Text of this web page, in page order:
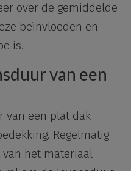
over de gemiddelde
beïnvloeden en
is.
van een
van een plat dak
Regelmatig
het materiaal